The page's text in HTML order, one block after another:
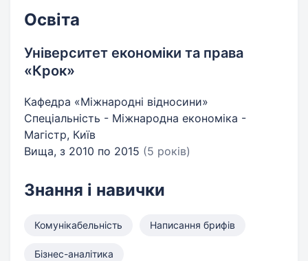
Освіта
Університет економіки та права
«Крок»
Кафедра «Міжнародні відносини»
Спеціальність - Міжнародна економіка -
Магістр, Київ
Вища, з 2010 по 2015 (5 років)
Знання і навички
Комунікабельність Написання брифів
Бізнес-аналітика